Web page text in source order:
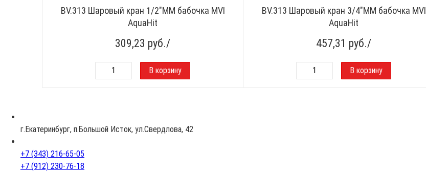
BV.313 Шаровый кран 1/2"ММ бабочка MVI
AquaHit
309,23 руб./
BV.313 Шаровый кран 3/4"ММ бабочка MVI
AquaHit
457,31 руб./
г.Екатеринбург, п.Большой Исток, ул.Свердлова, 42
+7 (343) 216-65-05
+7 (912) 230-76-18